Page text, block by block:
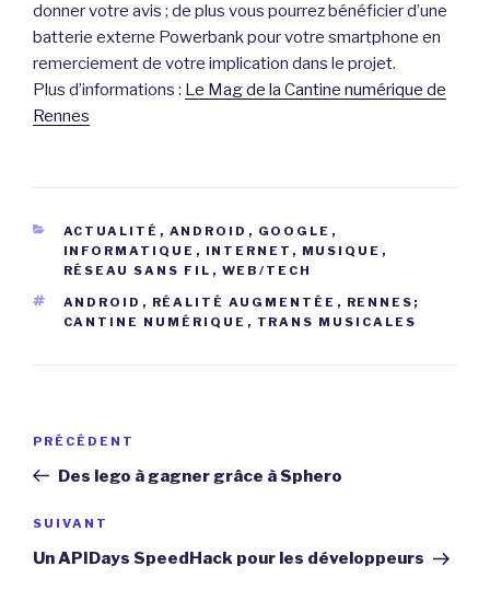
donner votre avis ; de plus vous pourrez bénéficier d’une
batterie externe Powerbank pour votre smartphone en
remerciement de votre implication dans le projet.
Plus d’informations : Le Mag de la Cantine numérique de
Rennes
CATÉGORIES
ACTUALITÉ , ANDROID , GOOGLE ,
INFORMATIQUE , INTERNET , MUSIQUE ,
RÉSEAU SANS FIL , WEB/TECH
ÉTIQUETTES
ANDROID , RÉALITÉ AUGMENTÉE , RENNES;
CANTINE NUMÉRIQUE , TRANS MUSICALES
Navigation
l’article
Article
précédent
PRÉCÉDENT
Des lego à gagner grâce à Sphero
Article
suivant
SUIVANT
Un APIDays SpeedHack pour les développeurs